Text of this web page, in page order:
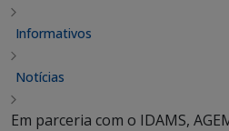
Informativos
Notícias
Em parceria com o IDAMS,